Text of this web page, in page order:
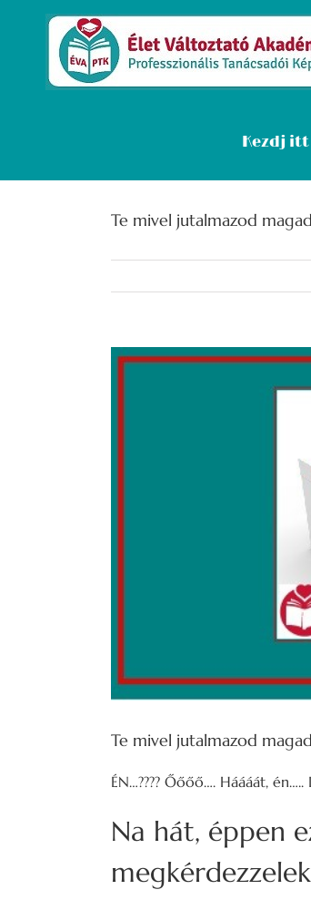
Kihagyás
Kezdj itt
Te mivel jutalmazod
View
Te mivel jutalmazod
ÉN…???? Őőőő…. Háááát, én…..
Na hát, éppen